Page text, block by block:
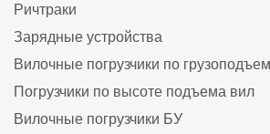
Ричтраки
Зарядные устройства
Вилочные погрузчики по
Погрузчики по высоте подъема вил
Вилочные погрузчики БУ